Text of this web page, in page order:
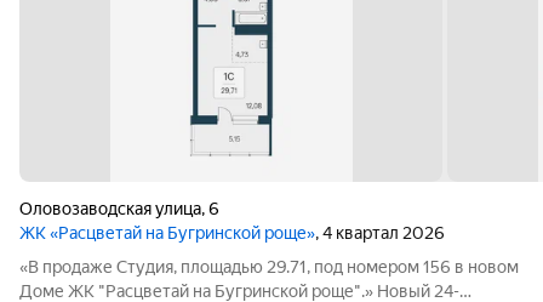
Оловозаводская улица,6
ЖК «Расцветай на Бугринской роще», 4 квартал 2026
«В продаже Студия, площадью 29.71, под номером 156 в новом
Доме ЖК "Расцветай на Бугринской роще".» Новый 24-